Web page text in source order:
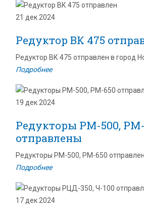
21 дек 2024
Редуктор ВК 475
Редуктор ВК 475 отправлен в город
Подробнее
19 дек 2024
Редукторы РМ-500,
отправлены
Редукторы РМ-500, РМ-650
Подробнее
17 дек 2024